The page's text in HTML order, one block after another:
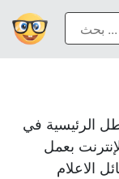
الرئيسية في
بعمل
الاعلام